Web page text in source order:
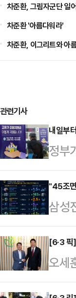
차준환, 그림자군단 일
차준환 '아름다워라'
차준환, 이그리트와 아
관련기사
내일부
정부
작한
지원
2차
을
▲2
원금
가구
"45조
삼성
투자
순한
금
니티
[6·3 픽
오세
이유